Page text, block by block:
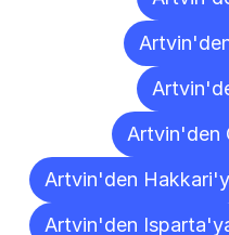
Artvin'den
Artvin'den
Artvin'den